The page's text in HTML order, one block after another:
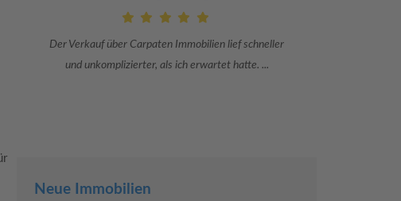
Danke an Carpaten Immobilien und besonders an Frau
Adriana Sarca. Sie war viele Monate mehr als ...
Neue Immobilien